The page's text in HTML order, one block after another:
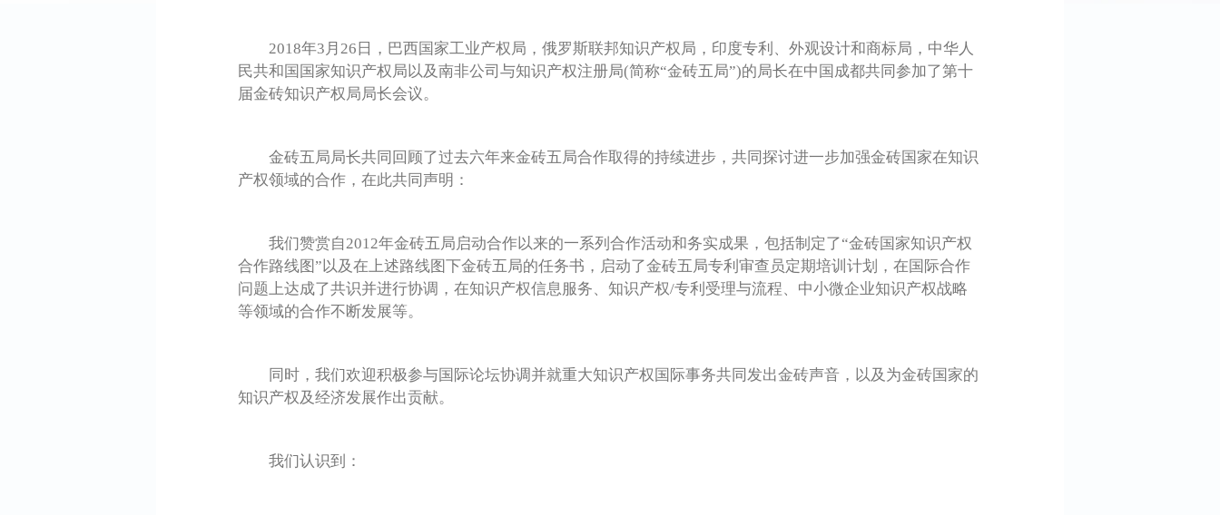
2018年3月26日，巴西国家工业产权局，俄罗斯联邦知识产权局，印度专利、外观设计和商标局，中华人
民共和国国家知识产权局以及南非公司与知识产权注册局(简称“金砖五局”)的局长在中国成都共同参加了第十
届金砖知识产权局局长会议。
金砖五局局长共同回顾了过去六年来金砖五局合作取得的持续进步，共同探讨进一步加强金砖国家在知识
产权领域的合作，在此共同声明：
我们赞赏自2012年金砖五局启动合作以来的一系列合作活动和务实成果，包括制定了“金砖国家知识产权
合作路线图”以及在上述路线图下金砖五局的任务书，启动了金砖五局专利审查员定期培训计划，在国际合作
问题上达成了共识并进行协调，在知识产权信息服务、知识产权/专利受理与流程、中小微企业知识产权战略
等领域的合作不断发展等。
同时，我们欢迎积极参与国际论坛协调并就重大知识产权国际事务共同发出金砖声音，以及为金砖国家的
知识产权及经济发展作出贡献。
我们认识到：